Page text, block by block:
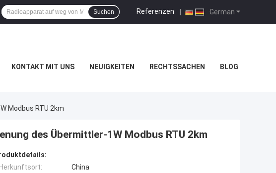
German
Referenzen |
Suchen
KONTAKT MIT UNS NEUIGKEITEN RECHTSSACHEN BLOG
Modbus RTU 2km
des Übermittler-1W Modbus RTU 2km
Herkunftsort:
China